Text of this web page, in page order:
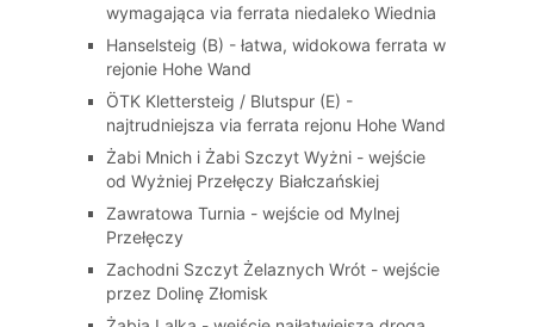
wymagająca via ferrata niedaleko Wiednia
Hanselsteig (B) - łatwa, widokowa ferrata w
rejonie Hohe Wand
ÖTK Klettersteig / Blutspur (E) -
najtrudniejsza via ferrata rejonu Hohe Wand
Żabi Mnich i Żabi Szczyt Wyżni - wejście
od Wyżniej Przełęczy Białczańskiej
Zawratowa Turnia - wejście od Mylnej
Przełęczy
Zachodni Szczyt Żelaznych Wrót - wejście
przez Dolinę Złomisk